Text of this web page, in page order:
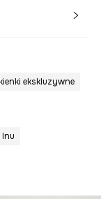
ekskluzywne
lnu